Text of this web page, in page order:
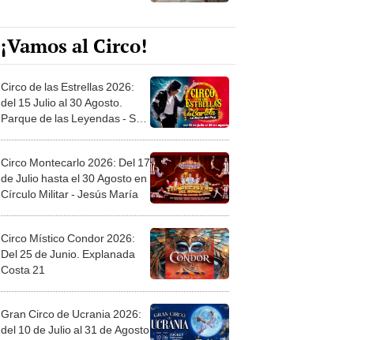
¡Vamos al Circo!
Circo de las Estrellas 2026:
del 15 Julio al 30 Agosto.
Parque de las Leyendas - San
Circo Montecarlo 2026: Del 17
de Julio hasta el 30 Agosto en
Círculo Militar - Jesús María
Circo Místico Condor 2026:
Del 25 de Junio. Explanada
Costa 21
Gran Circo de Ucrania 2026:
del 10 de Julio al 31 de Agosto